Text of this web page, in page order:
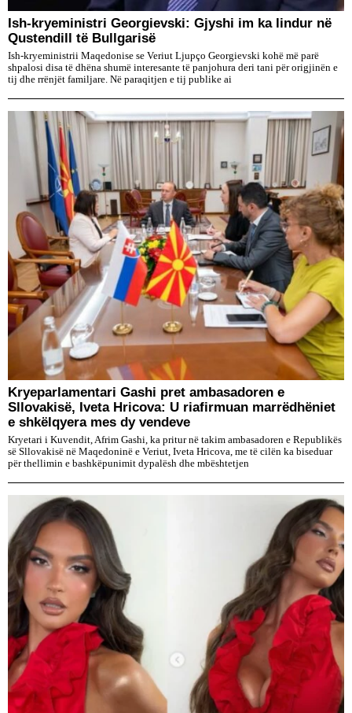
Ish-kryeministri Georgievski: Gjyshi im ka lindur në
Qustendill të Bullgarisë
Ish-kryeministrii Maqedonise se Veriut Ljupço Georgievski kohë më parë
shpalosi disa të dhëna shumë interesante të panjohura deri tani për origjinën e
tij dhe rrënjët familjare. Në paraqitjen e tij publike ai
Kryeparlamentari Gashi pret ambasadoren e
Sllovakisë, Iveta Hricova: U riafirmuan marrëdhëniet
e shkëlqyera mes dy vendeve
Kryetari i Kuvendit, Afrim Gashi, ka pritur në takim ambasadoren e Republikës
së Sllovakisë në Maqedoninë e Veriut, Iveta Hricova, me të cilën ka biseduar
për thellimin e bashkëpunimit dypalësh dhe mbështetjen